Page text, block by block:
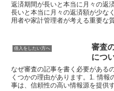
返済期間が長いと本当に月々の返
長いと本当に月々の返済額が少な
用者や家計管理者が考える重要な
借入をしたい方へ
審査
につ
なぜ審査の記事を書く必要がある
くつかの理由があります。1. 情
事は、信頼性の高い情報源を提供